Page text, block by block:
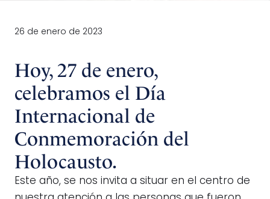
26 de enero de 2023
Hoy, 27 de enero,
celebramos el Día
Internacional de
Conmemoración del
Holocausto.
Este año, se nos invita a situar en el centro de